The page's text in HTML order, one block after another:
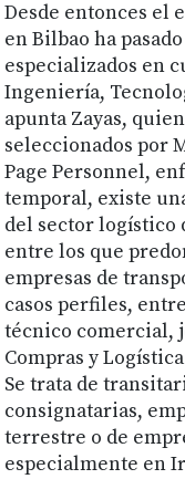
Desde entonces el
en Bilbao ha
especializados en
Ingeniería,
apunta Zayas,
seleccionados por
Page Personnel,
temporal, existe
del sector logístico
entre los que
empresas de
casos perfiles,
técnico comercial,
Compras y
Se trata de
consignatarias,
terrestre o de
especialmente en